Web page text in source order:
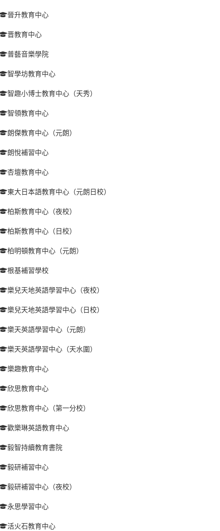
晉升教育中心
晋教育中心
普藝音樂學院
智學坊教育中心
智趣小博士教育中心（天秀）
智領教育中心
朗傑教育中心（元朗）
朗悅補習中心
杏壇教育中心
東大日本語教育中心（元朗日校）
柏斯教育中心（夜校）
柏斯教育中心（日校）
柏明頓教育中心（元朗）
根基補習學校
樂兒天地英語學習中心（夜校）
樂兒天地英語學習中心（日校）
樂天英語學習中心（元朗）
樂天英語學習中心（天水圍）
樂趣教育中心
欣思教育中心
欣思教育中心（第一分校）
歡樂琳英語教育中心
毅智持續教育書院
毅研補習中心
毅研補習中心（夜校）
永思學習中心
活火石教育中心